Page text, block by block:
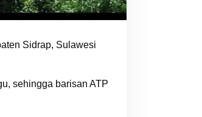
Sidrap, Sulawesi
sehingga barisan ATP